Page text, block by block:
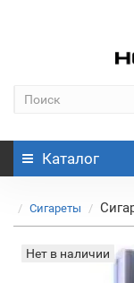
Каталог
Сигареты
Нет в наличии